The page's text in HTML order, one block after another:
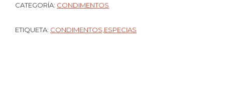
CATEGORÍA: CONDIMENTOS
ETIQUETA: CONDIMENTOS,ESPECIAS